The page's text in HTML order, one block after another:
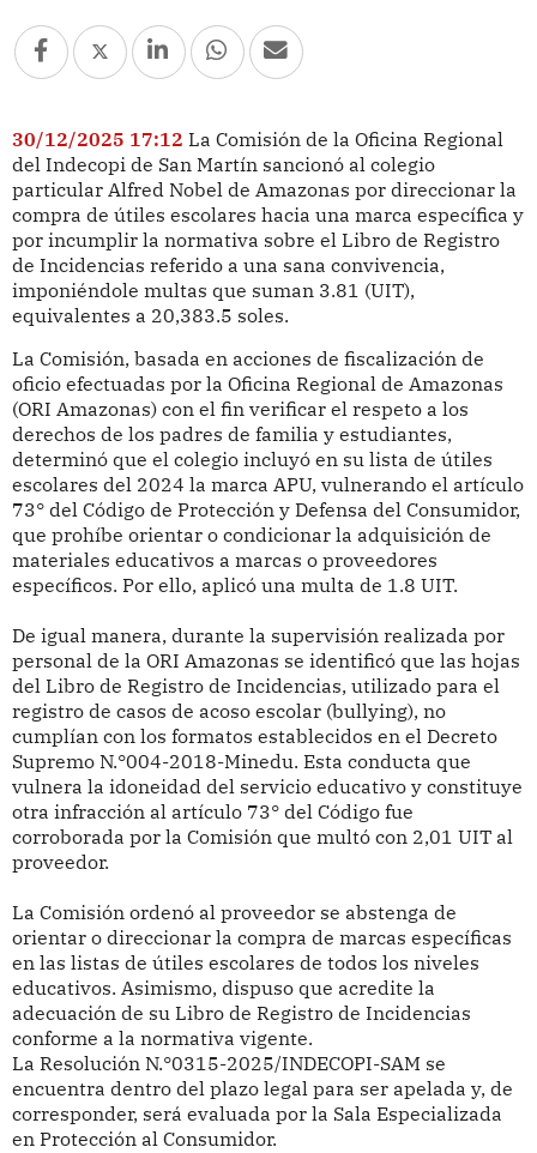
30/12/2025 17:12 La Comisión de la Oficina Regional
del Indecopi de San Martín sancionó al colegio
particular Alfred Nobel de Amazonas por direccionar la
compra de útiles escolares hacia una marca específica y
por incumplir la normativa sobre el Libro de Registro
de Incidencias referido a una sana convivencia,
imponiéndole multas que suman 3.81 (UIT),
equivalentes a 20,383.5 soles.
La Comisión, basada en acciones de fiscalización de
oficio efectuadas por la Oficina Regional de Amazonas
(ORI Amazonas) con el fin verificar el respeto a los
derechos de los padres de familia y estudiantes,
determinó que el colegio incluyó en su lista de útiles
escolares del 2024 la marca APU, vulnerando el artículo
73° del Código de Protección y Defensa del Consumidor,
que prohíbe orientar o condicionar la adquisición de
materiales educativos a marcas o proveedores
específicos. Por ello, aplicó una multa de 1.8 UIT.
De igual manera, durante la supervisión realizada por
personal de la ORI Amazonas se identificó que las hojas
del Libro de Registro de Incidencias, utilizado para el
registro de casos de acoso escolar (bullying), no
cumplían con los formatos establecidos en el Decreto
Supremo N.°004-2018-Minedu. Esta conducta que
vulnera la idoneidad del servicio educativo y constituye
otra infracción al artículo 73° del Código fue
corroborada por la Comisión que multó con 2,01 UIT al
proveedor.
La Comisión ordenó al proveedor se abstenga de
orientar o direccionar la compra de marcas específicas
en las listas de útiles escolares de todos los niveles
educativos. Asimismo, dispuso que acredite la
adecuación de su Libro de Registro de Incidencias
conforme a la normativa vigente.
La Resolución N.°0315-2025/INDECOPI-SAM se
encuentra dentro del plazo legal para ser apelada y, de
corresponder, será evaluada por la Sala Especializada
en Protección al Consumidor.